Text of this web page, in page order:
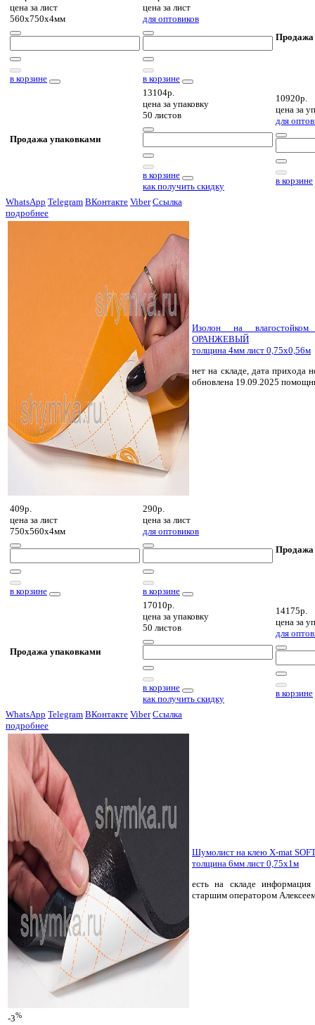
цена за лист
560х750х4мм
в корзине
цена за лист
для оптовиков
в корзине
Продажа
Продажа упаковками
13104р.
цена за упаковку
50 листов
в корзине
как получить скидку
10920р.
цена за
для
в корзине
WhatsApp Telegram ВКонтакте Viber Ссылка
подробнее
Изолон на
ОРАНЖЕВЫЙ
толщина 4мм лист 0,75х0,56м
нет на складе, дата прихода
обновлена 19.09.2025
409р.
цена за лист
750х560х4мм
в корзине
290р.
цена за лист
для оптовиков
в корзине
Продажа
Продажа упаковками
17010р.
цена за упаковку
50 листов
в корзине
как получить скидку
14175р.
цена за
для
в корзине
WhatsApp Telegram ВКонтакте Viber Ссылка
подробнее
-3%
Шумолист на клею X-mat
толщина 6мм лист 0,75х1м
есть на складе информация
старшим оператором